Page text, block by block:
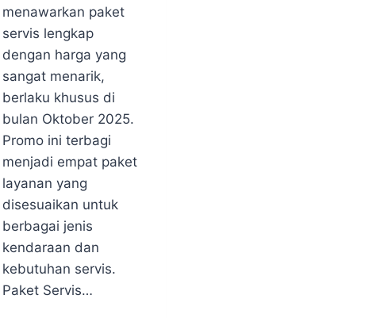
menawarkan paket
servis lengkap
dengan harga yang
sangat menarik,
berlaku khusus di
bulan Oktober 2025.
Promo ini terbagi
menjadi empat paket
layanan yang
disesuaikan untuk
berbagai jenis
kendaraan dan
kebutuhan servis.
Paket Servis…